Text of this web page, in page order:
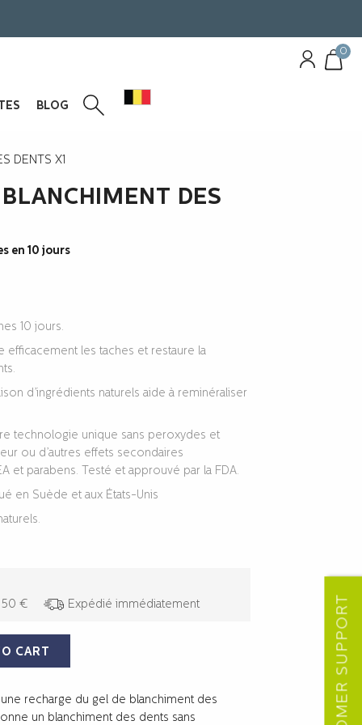
BLOG
0
DENTS X1
DES
en 10 jours
10 jours.
efficacement les taches et restaure la
d’ingrédients naturels aide à reminéraliser
technologie unique sans peroxydes et
ou d’autres effets secondaires
et parabens. Testé et approuvé par la FDA.
en Suède et aux États-Unis
50 € Expédié immédiatement
CART
recharge du gel de blanchiment des
un blanchiment des dents sans
CUSTOMER SUPPORT